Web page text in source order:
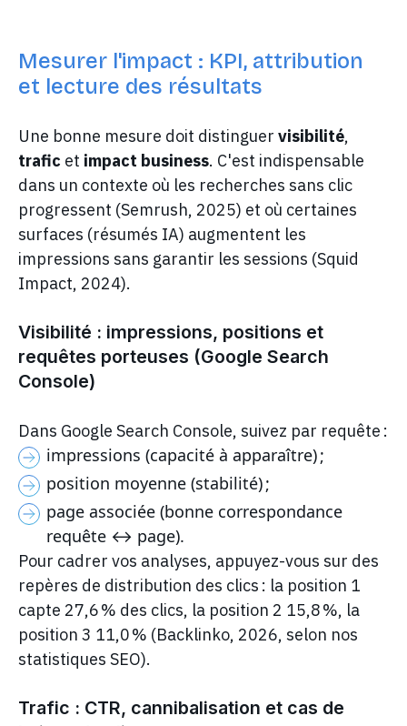
Mesurer l'impact : KPI, attribution
et lecture des résultats
Une bonne mesure doit distinguer visibilité,
trafic et impact business. C'est indispensable
dans un contexte où les recherches sans clic
progressent (Semrush, 2025) et où certaines
surfaces (résumés IA) augmentent les
impressions sans garantir les sessions (Squid
Impact, 2024).
Visibilité : impressions, positions et
requêtes porteuses (Google Search
Console)
Dans Google Search Console, suivez par requête :
impressions (capacité à apparaître) ;
position moyenne (stabilité) ;
page associée (bonne correspondance
requête ↔ page).
Pour cadrer vos analyses, appuyez-vous sur des
repères de distribution des clics : la position 1
capte 27,6 % des clics, la position 2 15,8 %, la
position 3 11,0 % (Backlinko, 2026, selon nos
statistiques SEO).
Trafic : CTR, cannibalisation et cas de